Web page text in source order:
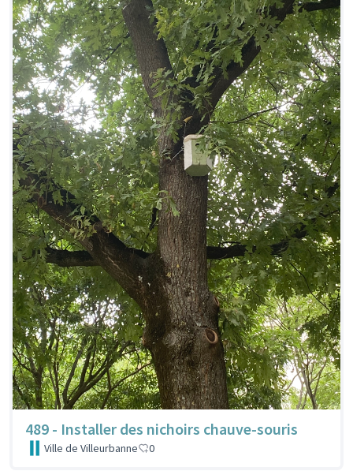
489 - Installer des nichoirs chauve-souris
Ville de Villeurbanne 0